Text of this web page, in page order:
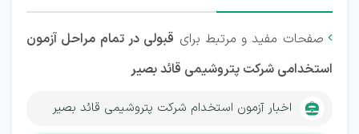
 صفحات مفید و مرتبط برای قبولی در تمام مراحل آزمون
استخدامی شرکت پتروشیمی قائد بصیر
اخبار آزمون استخدام شرکت پتروشیمی قائد بصیر